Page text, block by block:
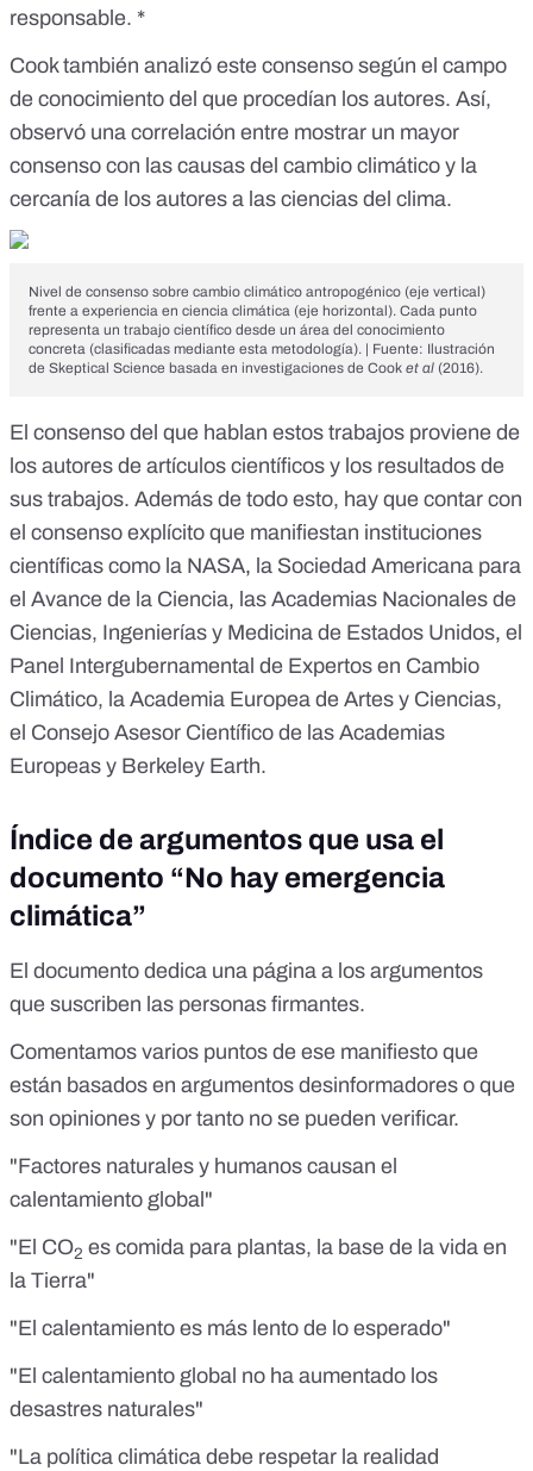
responsable. *
Cook también analizó este consenso según el campo
de conocimiento del que procedían los autores. Así,
observó una correlación entre mostrar un mayor
consenso con las causas del cambio climático y la
cercanía de los autores a las ciencias del clima.
Nivel de consenso sobre cambio climático antropogénico (eje vertical)
frente a experiencia en ciencia climática (eje horizontal). Cada punto
representa un trabajo científico desde un área del conocimiento
concreta (clasificadas mediante esta metodología). | Fuente: Ilustración
de Skeptical Science basada en investigaciones de Cook et al (2016).
El consenso del que hablan estos trabajos proviene de
los autores de artículos científicos y los resultados de
sus trabajos. Además de todo esto, hay que contar con
el consenso explícito que manifiestan instituciones
científicas como la NASA, la Sociedad Americana para
el Avance de la Ciencia, las Academias Nacionales de
Ciencias, Ingenierías y Medicina de Estados Unidos, el
Panel Intergubernamental de Expertos en Cambio
Climático, la Academia Europea de Artes y Ciencias,
el Consejo Asesor Científico de las Academias
Europeas y Berkeley Earth.
Índice de argumentos que usa el
documento “No hay emergencia
climática”
El documento dedica una página a los argumentos
que suscriben las personas firmantes.
Comentamos varios puntos de ese manifiesto que
están basados en argumentos desinformadores o que
son opiniones y por tanto no se pueden verificar.
"Factores naturales y humanos causan el
calentamiento global"
"El CO2 es comida para plantas, la base de la vida en
la Tierra"
"El calentamiento es más lento de lo esperado"
"El calentamiento global no ha aumentado los
desastres naturales"
"La política climática debe respetar la realidad